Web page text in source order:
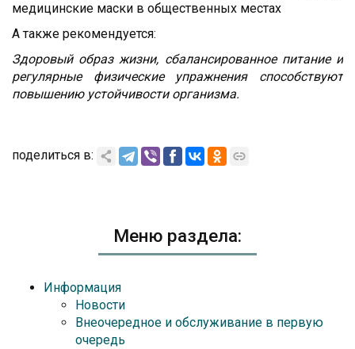
медицинские маски в общественных местах
А также рекомендуется:
Здоровый образ жизни, сбалансированное питание и
регулярные физические упражнения способствуют
повышению устойчивости организма.
поделиться в:
Меню раздела:
Информация
Новости
Внеочередное и обслуживание в первую
очередь